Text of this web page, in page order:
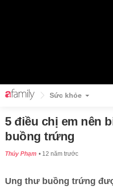
Sức khỏe
5 điều chị em nên
buồng trứng
Thúy Phạm 12 năm trước
Ung thư buồng trứng